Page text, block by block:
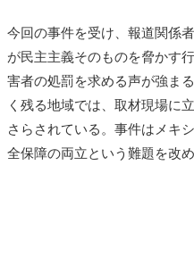
今回の事件を受け、報道関係
が民主主義そのものを脅かす
害者の処罰を求める声が強ま
く残る地域では、取材現場に
さらされている。事件はメキ
全保障の両立という難題を改